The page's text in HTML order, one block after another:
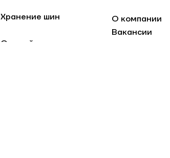
Хранение шин
Оружейная
О компании
Вакансии